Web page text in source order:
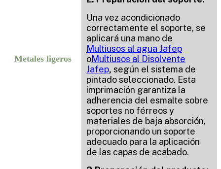
Metales ligeros
Una vez acondicionado
correctamente el soporte, se
aplicará una mano de
Multiusos al agua Jafep
oMultiusos al Disolvente
Jafep, según el sistema de
pintado seleccionado. Esta
imprimación garantiza la
adherencia del esmalte sobre
soportes no férreos y
materiales de baja absorción,
proporcionando un soporte
adecuado para la aplicación
de las capas de acabado.